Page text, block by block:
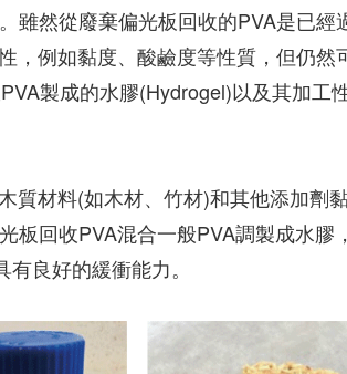
雖然從廢棄偏光板回收的PVA是已
，例如黏度、酸鹼度等性質，但仍
製成的水膠(Hydrogel)以及其加工
質材料(如木材、竹材)和其他添加劑
板回收PVA混合一般PVA調製成水
良好的緩衝能力。